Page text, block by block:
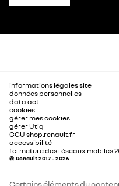
informations légales site
données personnelles
data act
cookies
gérer mes cookies
gérer Utiq
CGU shop.renault.fr
accessibilité
fermeture des réseaux mobiles
© Renault 2017 - 2026